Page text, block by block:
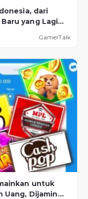
dari
yang Lagi
GamerTalk
untuk
Uang, Dijamin